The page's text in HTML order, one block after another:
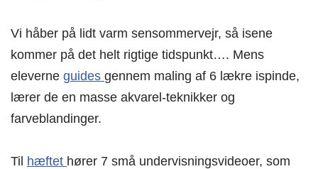
Vi håber på lidt varm sensommervejr, så isene
kommer på det helt rigtige tidspunkt…. Mens
eleverne guides gennem maling af 6 lækre ispinde,
lærer de en masse akvarel-teknikker og
farveblandinger.
Til hæftet hører 7 små undervisningsvideoer, som